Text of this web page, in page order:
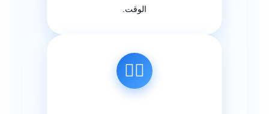
الوقت.
🏊‍♂️